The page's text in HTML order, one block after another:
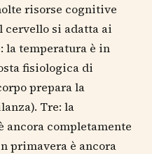
risorse cognitive
si adatta ai
la temperatura è in
fisiologica di
prepara la
Tre: la
ancora completamente
primavera è ancora